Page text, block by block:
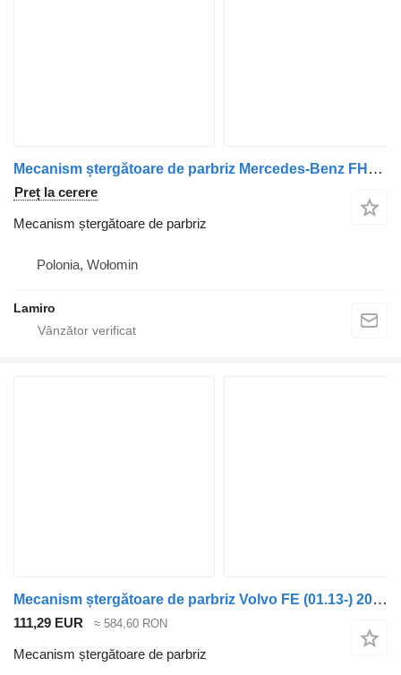
Mecanism ștergătoare de parbriz Mercedes-Benz FH5 (2021-) TURN SIGNAL LAMP RH pentru cap tractor Volvo 5 (from 2021)
Preț la cerere
Mecanism ștergătoare de parbriz
Polonia, Wołomin
Lamiro
Mecanism ștergătoare de parbriz Volvo FE (01.13-) 20719110 pentru cap tractor Volvo FL, FE (2013-)
111,29 EUR ≈ 584,60 RON
Mecanism ștergătoare de parbriz